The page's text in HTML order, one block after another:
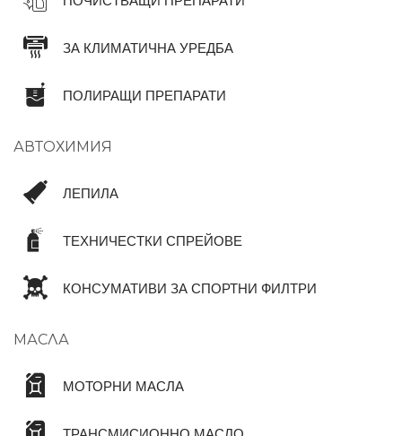
ЗА КЛИМАТИЧНА УРЕДБА
ПОЛИРАЩИ ПРЕПАРАТИ
АВТОХИМИЯ
ЛЕПИЛА
ТЕХНИЧЕСТКИ СПРЕЙОВЕ
КОНСУМАТИВИ ЗА СПОРТНИ ФИЛТРИ
МАСЛА
МОТОРНИ МАСЛА